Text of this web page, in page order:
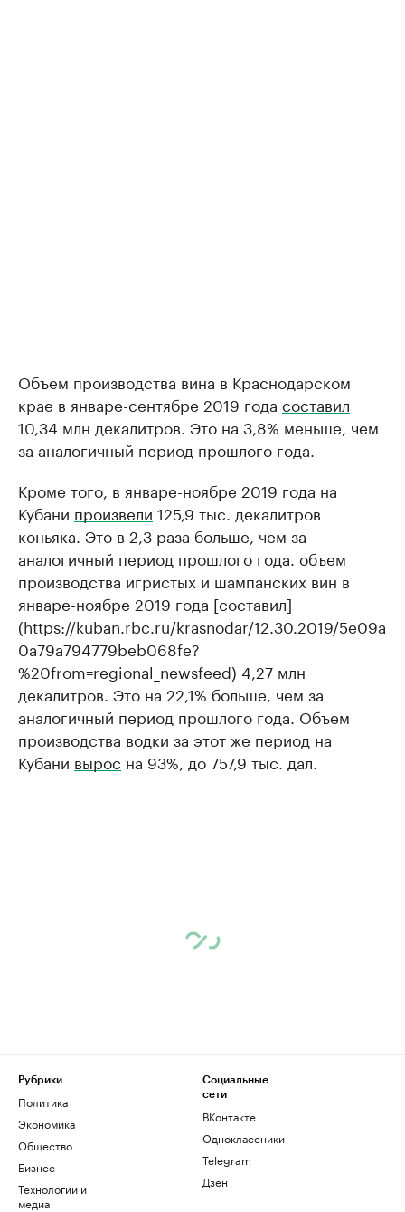
Объем производства вина в Краснодарском
крае в январе-сентябре 2019 года составил
10,34 млн декалитров. Это на 3,8% меньше, чем
за аналогичный период прошлого года.
Кроме того, в январе-ноябре 2019 года на
Кубани произвели 125,9 тыс. декалитров
коньяка. Это в 2,3 раза больше, чем за
аналогичный период прошлого года. объем
производства игристых и шампанских вин в
январе-ноябре 2019 года [составил]
(https://kuban.rbc.ru/krasnodar/12.30.2019/5e09a
0a79a794779beb068fe?
%20from=regional_newsfeed) 4,27 млн
декалитров. Это на 22,1% больше, чем за
аналогичный период прошлого года. Объем
производства водки за этот же период на
Кубани вырос на 93%, до 757,9 тыс. дал.
Рубрики
Политика
Экономика
Общество
Бизнес
Технологии и
медиа
Социальные
сети
ВКонтакте
Одноклассники
Telegram
Дзен